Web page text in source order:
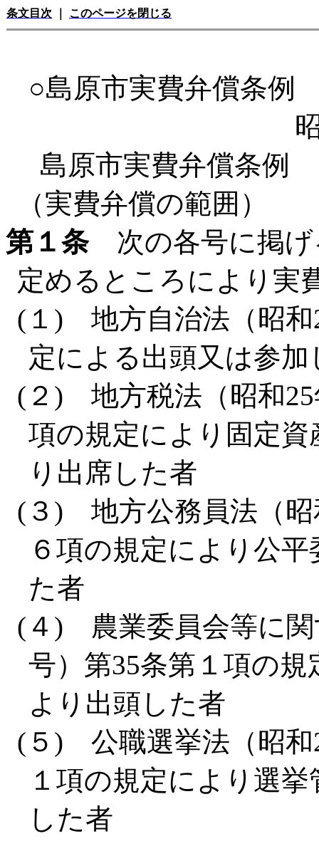
条文目次 このページを閉じる
○島原市実費弁償条例
島原市実費弁償条例
（実費弁償の範囲）
第１条次の各号に掲げ
定めるところにより実
(１) 地方自治法（昭和
定による出頭又は参加
(２) 地方税法（昭和25
項の規定により固定
り出席した者
(３) 地方公務員法（昭
６項の規定により公
た者
(４) 農業委員会等に関
号）第35条第１項の
より出頭した者
(５) 公職選挙法（昭和
１項の規定により選
した者